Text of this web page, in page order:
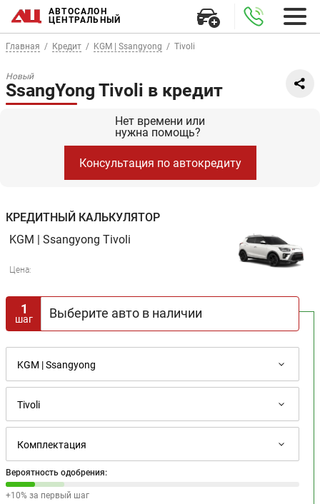
АВТОСАЛОН
ЦЕНТРАЛЬНЫЙ
Главная Кредит KGM | Ssangyong Tivoli
Новый
SsangYong Tivoli в кредит
Нет времени или
нужна помощь?
Консультация по автокредиту
КРЕДИТНЫЙ КАЛЬКУЛЯТОР
1
шаг Выберите авто в наличии
Вероятность одобрения:
+10% за первый шаг
KGM | Ssangyong Tivoli
Цена: